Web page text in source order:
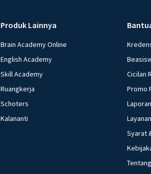
Produk Lainnya
Brain Academy Online
English Academy
Skill Academy
Ruangkerja
Schoters
Kalananti
Cicilan
Promo
Syarat